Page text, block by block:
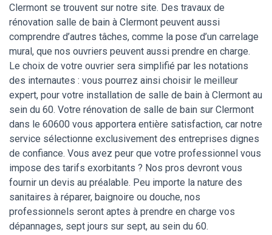
Clermont se trouvent sur notre site. Des travaux de
rénovation salle de bain à Clermont peuvent aussi
comprendre d’autres tâches, comme la pose d’un carrelage
mural, que nos ouvriers peuvent aussi prendre en charge.
Le choix de votre ouvrier sera simplifié par les notations
des internautes : vous pourrez ainsi choisir le meilleur
expert, pour votre installation de salle de bain à Clermont au
sein du 60. Votre rénovation de salle de bain sur Clermont
dans le 60600 vous apportera entière satisfaction, car notre
service sélectionne exclusivement des entreprises dignes
de confiance. Vous avez peur que votre professionnel vous
impose des tarifs exorbitants ? Nos pros devront vous
fournir un devis au préalable. Peu importe la nature des
sanitaires à réparer, baignoire ou douche, nos
professionnels seront aptes à prendre en charge vos
dépannages, sept jours sur sept, au sein du 60.